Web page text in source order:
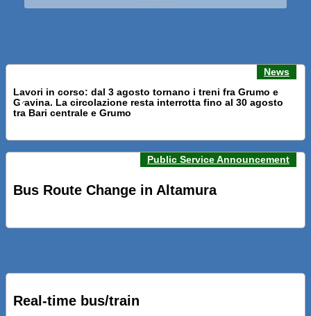
News
Lavori in corso: dal 3 agosto tornano i treni fra Grumo e
Gravina. La circolazione resta interrotta fino al 30 agosto
tra Bari centrale e Grumo
PRESENTATI A BARI NUOVI SERVIZI FALMAPS E LIVECHAT.
IL TUO BUS ED IL TUO TRENO
Previous news Next
Public Service Announcement
Bus Route Change in Altamura
Real-time bus/train